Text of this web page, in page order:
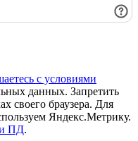
с условиями
данных. Запретить
своего браузера. Для
Яндекс.Метрику.
ПД.